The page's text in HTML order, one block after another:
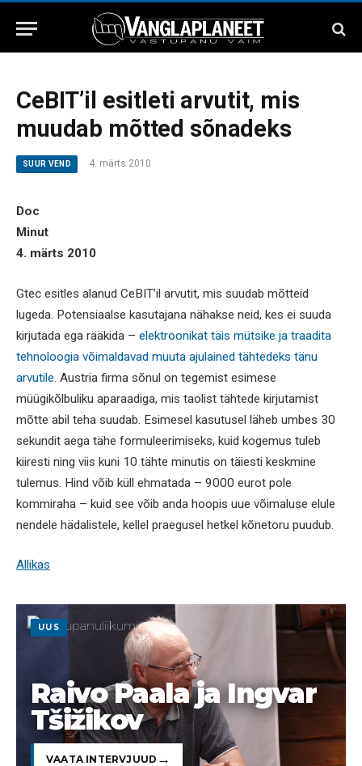
CeBIT’il esitleti arvutit, mis
muudab mõtted sõnadeks
SUUR VEND 4. märts 2010
Doc
Minut
4. märts 2010
Gtec esitles alanud CeBIT’il arvutit, mis suudab mõtteid
lugeda. Potensiaalse kasutajana nähakse neid, kes ei suuda
kirjutada ega rääkida – elektroonikat täis mütsike ja traadita
tehnoloogia võimaldavad muuta ajulained tähtedeks tänu
arvutile. Austria firma sõnul on tegemist esimese
müügikõlbuliku aparaadiga, mis taolist tähtede kirjutamist
mõtte abil teha suudab. Esimesel kasutusel läheb umbes 30
sekundit aega tähe formuleerimiseks, kuid kogemus tuleb
kiiresti ning viis kuni 10 tähte minutis on täiesti keskmine
tulemus. Hind võib küll ehmatada – 9000 eurot pole
kommiraha – kuid see võib anda hoopis uue võimaluse elule
nendele hädalistele, kellel praegusel hetkel kõnetoru puudub.
Allikas
UUS
Raivo Paala ja Ingvar
Tšižikov
VAATA INTERVJUUD